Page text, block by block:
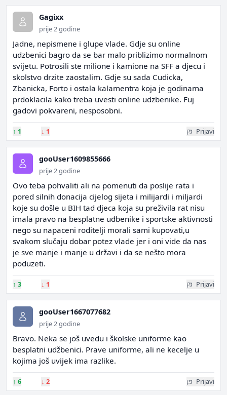
Gagixx
prije 2 godine
Jadne, nepismene i glupe vlade. Gdje su online
udzbenici bagro da se bar malo priblizimo normalnom
svijetu. Potrosili ste milione i kamione na SFF a djecu i
skolstvo drzite zaostalim. Gdje su sada Cudicka,
Zbanicka, Forto i ostala kalamentra koja je godinama
prdoklacila kako treba uvesti online udzbenike. Fuj
gadovi pokvareni, nesposobni.
↑ 1 ↓ 1 Prijavi
gooUser1609855666
prije 2 godine
Ovo teba pohvaliti ali na pomenuti da poslije rata i
pored silnih donacija cijelog sijeta i milijardi i miljardi
koje su došle u BIH tad djeca koja su preživila rat nisu
imala pravo na besplatne uđbenike i sportske aktivnosti
nego su napaceni roditelji morali sami kupovati,u
svakom slučaju dobar potez vlade jer i oni vide da nas
je sve manje i manje u državi i da se nešto mora
poduzeti.
↑ 3 ↓ 1 Prijavi
gooUser1667077682
prije 2 godine
Bravo. Neka se još uvedu i školske uniforme kao
besplatni udžbenici. Prave uniforme, ali ne kecelje u
kojima još uvijek ima razlike.
↑ 6 ↓ 2 Prijavi